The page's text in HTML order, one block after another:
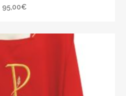
95,00€